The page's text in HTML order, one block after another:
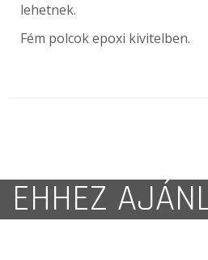
lehetnek.
Fém polcok epoxi kivitelben.
EHHEZ